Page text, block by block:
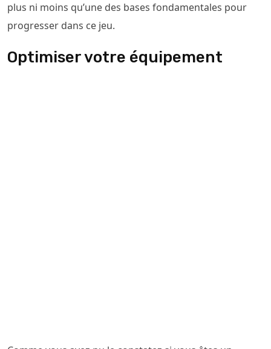
plus ni moins qu’une des bases fondamentales pour
progresser dans ce jeu.
Optimiser votre équipement